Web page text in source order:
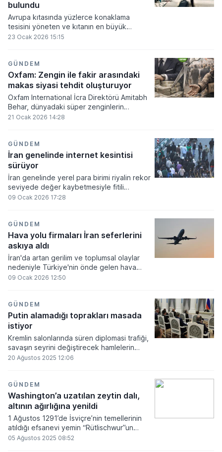
bulundu
Avrupa kıtasında yüzlerce konaklama
tesisini yöneten ve kıtanın en büyük
üçüncü taraf otel işletmecisi olarak kabul
sebebiyle iflas başvurusunda bulunduğunu
duyurdu.
23 Ocak 2026 15:15
GÜNDEM
Oxfam: Zengin ile fakir arasındaki
makas siyasi tehdit oluşturuyor
Oxfam International İcra Direktörü Amitabh
Behar, dünyadaki süper zenginlerin
katlanan gücünün halk iradesini
oluşturduğuna yönelik uyarıda bulundu.
21 Ocak 2026 14:28
GÜNDEM
İran genelinde internet kesintisi
sürüyor
İran genelinde yerel para birimi riyalin rekor
seviyede değer kaybetmesiyle fitili
ateşlenen protestolar, ekonomik krizden
09 Ocak 2026 17:28
GÜNDEM
Hava yolu firmaları İran seferlerini
askıya aldı
İran'da artan gerilim ve toplumsal olaylar
nedeniyle Türkiye'nin önde gelen hava
yolu şirketleri Tahran, Tebriz ve Meşhed
09 Ocak 2026 12:50
GÜNDEM
Putin alamadığı toprakları masada
istiyor
Kremlin salonlarında süren diplomasi trafiği,
savaşın seyrini değiştirecek hamlelerin
gölgesinde şekilleniyor. Putin’in söylemleri
20 Ağustos 2025 12:06
GÜNDEM
Washington’a uzatılan zeytin dalı,
altının ağırlığına yenildi
1 Ağustos 1291’de İsviçre’nin temellerinin
atıldığı efsanevi yemin “Rütlischwur”un
yıldönümünde gökyüzünü aydınlatan
05 Ağustos 2025 08:52